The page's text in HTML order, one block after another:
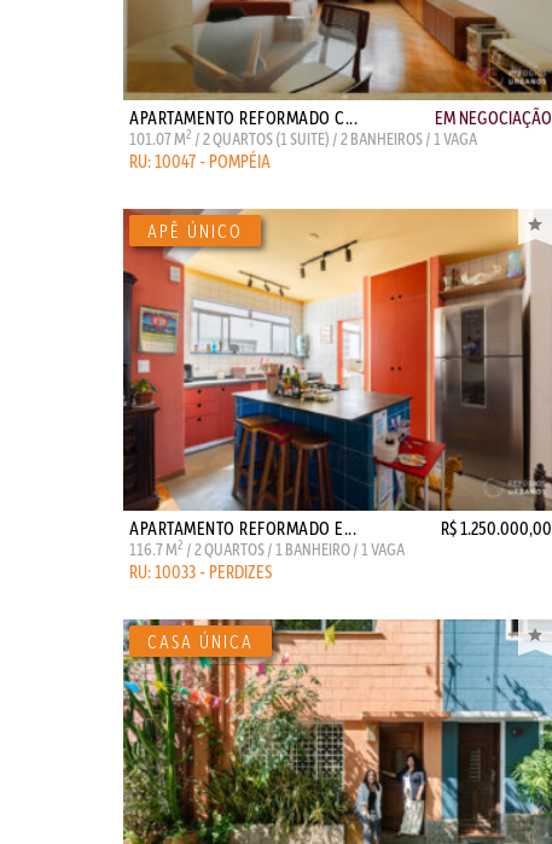
APARTAMENTO REFORMADO C... EM NEGOCIAÇÃO
101.07 M2 / 2 QUARTOS (1 SUITE) / 2 BANHEIROS / 1 VAGA
RU: 10047 - POMPÉIA
APARTAMENTO REFORMADO E... R$ 1.250.000,00
116.7 M2 / 2 QUARTOS / 1 BANHEIRO / 1 VAGA
RU: 10033 - PERDIZES